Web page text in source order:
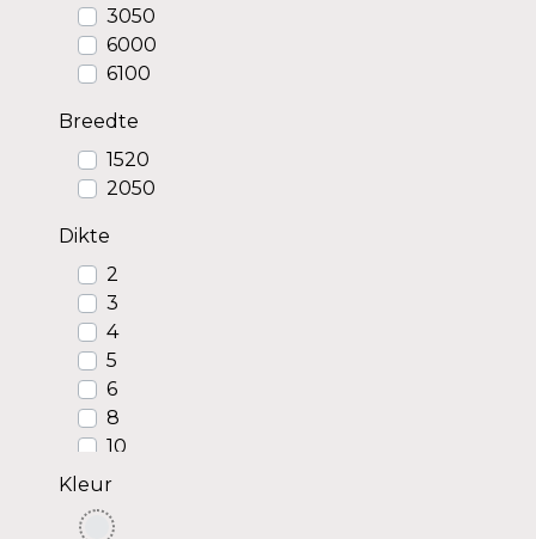
3050
6000
6100
Breedte
1520
2050
Dikte
2
3
4
5
6
8
10
12
Kleur